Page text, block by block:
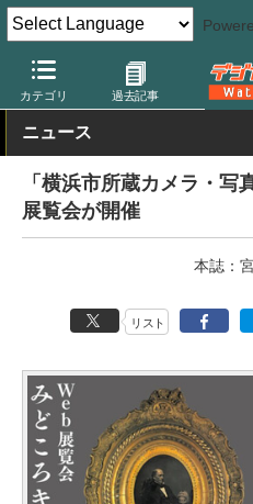
カテゴリ 過去記事
デジカメ Watch 業界動向 団体
ニュース
「横浜市所蔵カメラ・
展覧会が開催
本誌：
リスト